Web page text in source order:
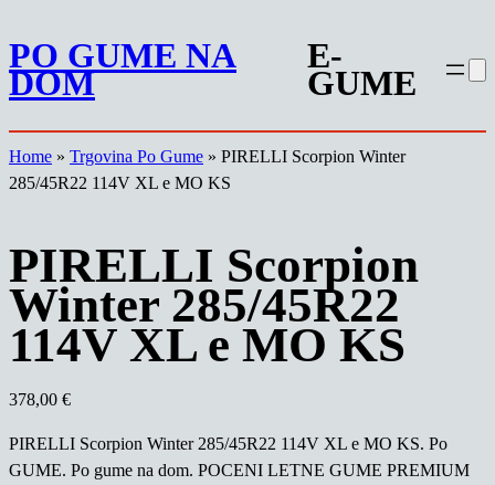
na
vsebino
PO GUME NA
DOM
E-
GUME
Home » Trgovina Po Gume » PIRELLI Scorpion Winter
285/45R22 114V XL e MO KS
PIRELLI Scorpion
Winter 285/45R22
114V XL e MO KS
378,00 €
PIRELLI Scorpion Winter 285/45R22 114V XL e MO KS. Po
GUME. Po gume na dom. POCENI LETNE GUME PREMIUM